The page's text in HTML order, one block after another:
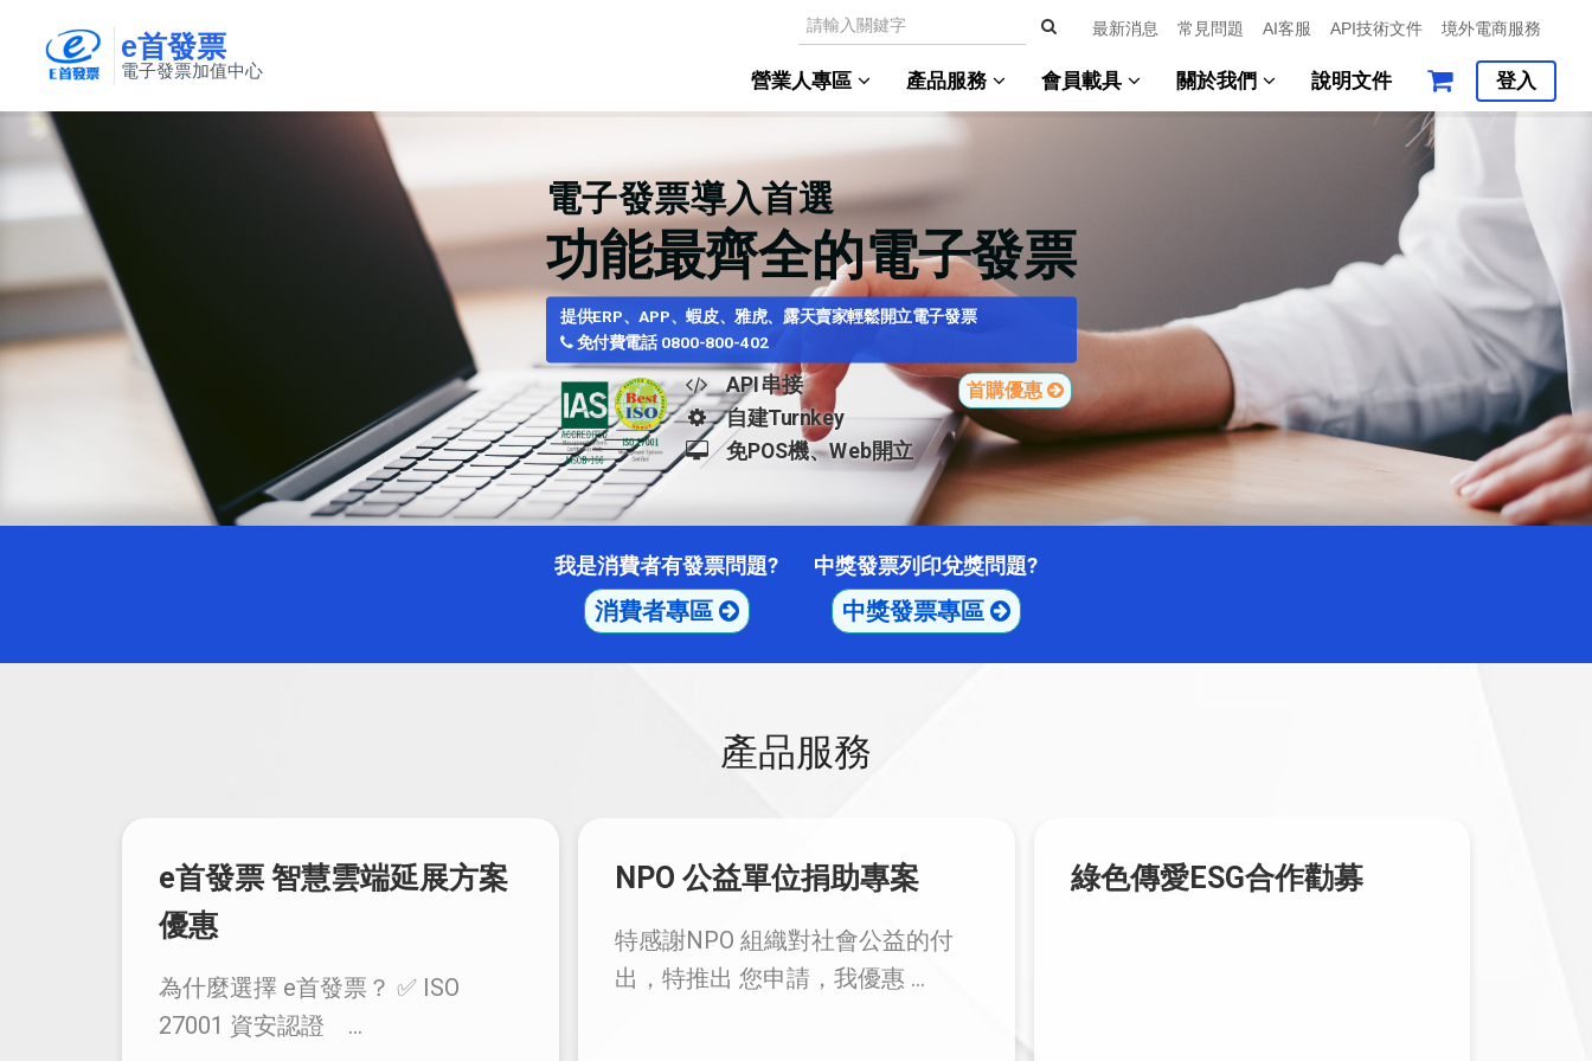
e首發票
電子發票加值中心
最新消息 常見問題 AI客服 API技術文件 境外電商服務
營業人專區 產品服務 會員載具 關於我們 說明文件 登入
電子發票導入首選
功能最齊全的電子發票
提供ERP、APP、蝦皮、雅虎、露天賣家輕鬆開立電子發票
免付費電話 0800-800-402
API串接
自建Turnkey
免POS機、Web開立
首購優惠
我是消費者有發票問題?
消費者專區
中獎發票列印兌獎問題?
中獎發票專區
產品服務
NPO 公益單位捐助專案
特感謝NPO 組織對社會公益的付
出，特推出 您申請，我優惠 ...
綠色傳愛ESG合作勸募
電子發票經銷合作招募｜e